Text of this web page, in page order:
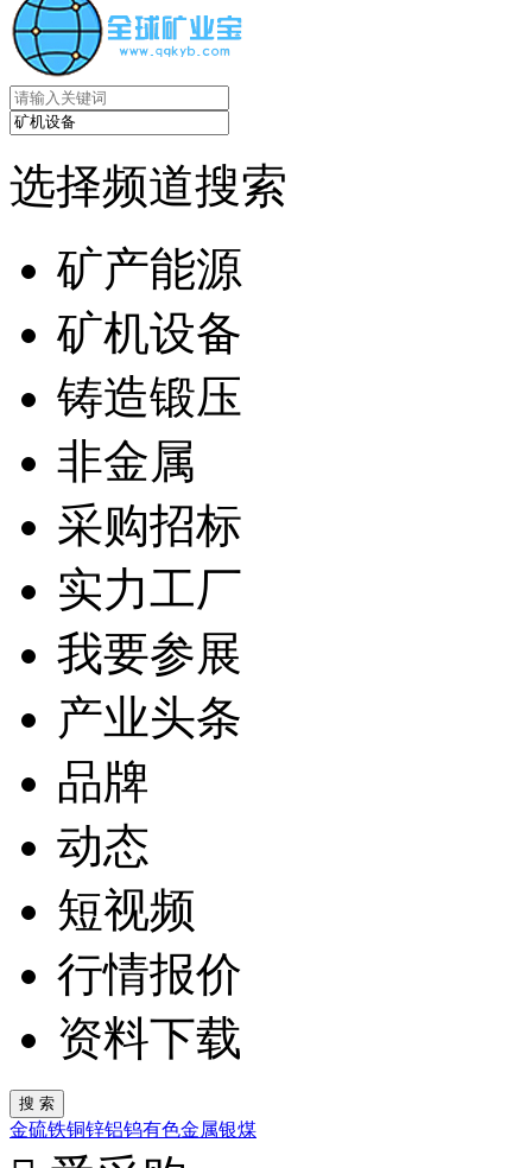
选择频道搜索
矿产能源
矿机设备
铸造锻压
非金属
采购招标
实力工厂
我要参展
产业头条
品牌
动态
短视频
行情报价
资料下载
金硫铁铜锌铝钨有色金属银煤